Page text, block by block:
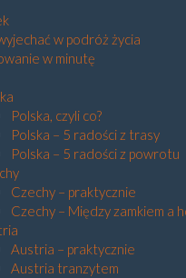
w podróż życia
w minutę
Polska, czyli co?
Polska – 5 radości z trasy
Polska – 5 radości z powrotu
Czechy – praktycznie
Czechy – Między zamkiem a
Austria – praktycznie
Austria tranzytem